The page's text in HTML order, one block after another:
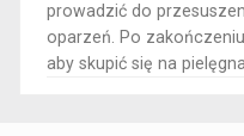
prowadzić do
oparzeń. Po
aby skupić się na